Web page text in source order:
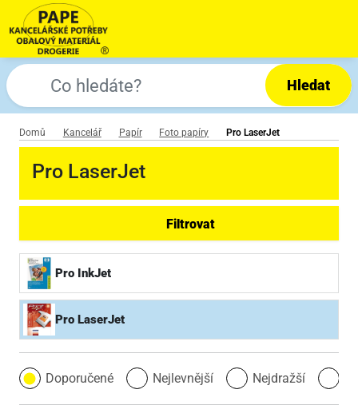
Hledat
Domů Kancelář Papír Foto papíry Pro LaserJet
Pro LaserJet
Filtrovat
Pro InkJet
Pro LaserJet
Doporučené Nejlevnější Nejdražší